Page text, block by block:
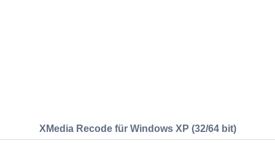
XMedia Recode für Windows XP (32/64 bit)